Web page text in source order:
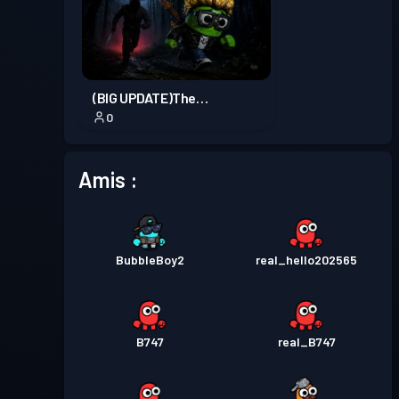
(BIG UPDATE)The
Forgotten.
0
Amis :
BubbleBoy2 real_hello202565
B747 real_B747